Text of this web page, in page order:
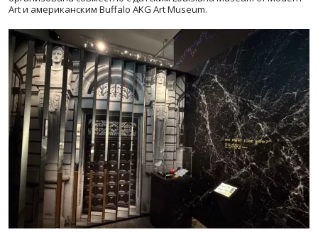
Art и американским Buffalo AKG Art Museum.